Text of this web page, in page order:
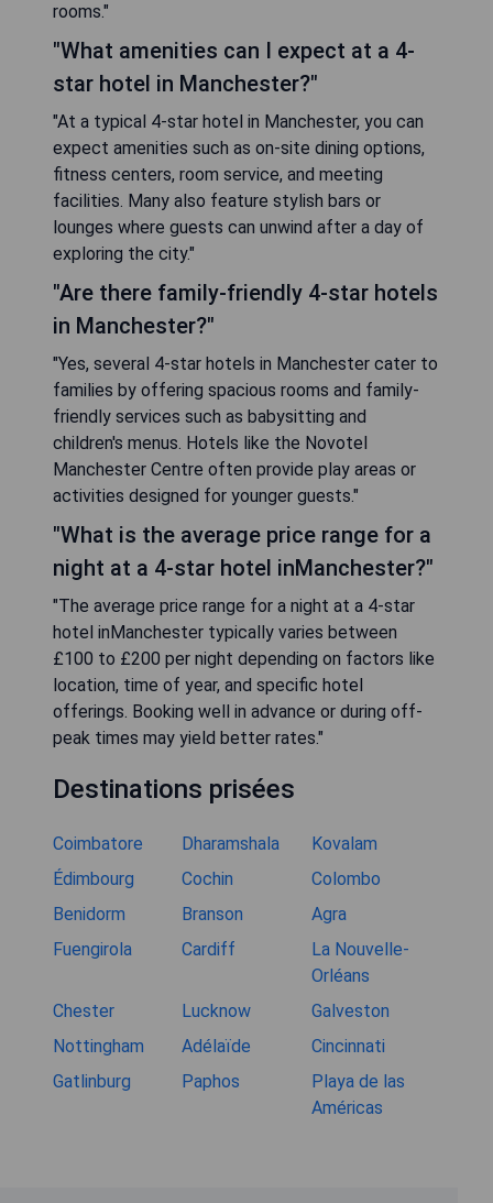
rooms."
"What amenities can I expect at a 4-
star hotel in Manchester?"
"At a typical 4-star hotel in Manchester, you can
expect amenities such as on-site dining options,
fitness centers, room service, and meeting
facilities. Many also feature stylish bars or
lounges where guests can unwind after a day of
exploring the city."
"Are there family-friendly 4-star hotels
in Manchester?"
"Yes, several 4-star hotels in Manchester cater to
families by offering spacious rooms and family-
friendly services such as babysitting and
children's menus. Hotels like the Novotel
Manchester Centre often provide play areas or
activities designed for younger guests."
"What is the average price range for a
night at a 4-star hotel inManchester?"
"The average price range for a night at a 4-star
hotel inManchester typically varies between
£100 to £200 per night depending on factors like
location, time of year, and specific hotel
offerings. Booking well in advance or during off-
peak times may yield better rates."
Destinations prisées
Coimbatore Dharamshala
Kovalam
Édimbourg
Cochin
Colombo
Benidorm
Branson
Agra
Fuengirola
Cardiff
La Nouvelle-
Orléans
Chester
Lucknow
Galveston
Nottingham
Adélaïde
Cincinnati
Gatlinburg
Paphos
Playa de las
Américas